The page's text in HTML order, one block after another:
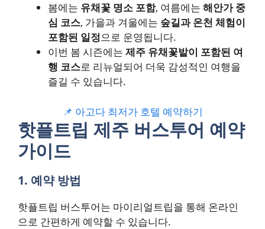
봄에는 유채꽃 명소 포함, 여름에는 해안가 중
심 코스, 가을과 겨울에는 숲길과 온천 체험이
포함된 일정으로 운영됩니다.
이번 봄 시즌에는 제주 유채꽃밭이 포함된 여
행 코스로 리뉴얼되어 더욱 감성적인 여행을
즐길 수 있습니다.
📌 아고다 최저가 호텔 예약하기
핫플트립 제주 버스투어 예약
가이드
1. 예약 방법
핫플트립 버스투어는 마이리얼트립을 통해 온라인
으로 간편하게 예약할 수 있습니다.